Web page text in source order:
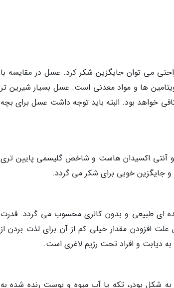
می توان جایگزین شکر کرد. عسل در مقایسه با
ها و مواد معدنی است. عسل بسیار شیرین تر
خواهد بود. البته باید توجه داشت عسل برای بچه
و آنتی اکسیدان هاست و شاخص گلیسمی پایین تری
و جایگزین خوبی برای شکر می گردد.
ای طبیعی و بدون کالری محسوب می گردد. قدرت
افزودن مقدار خیلی کم از آن برای لذت بردن از
دیابت و افراد تحت رژیم لاغری است.
به شکل پودر، تکه یا آب میوه و پوست رنده شده به